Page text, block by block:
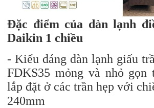
Đặc điểm của dàn lạnh
Daikin 1 chiều
- Kiểu dáng dàn lạnh giấu
FDKS35 mỏng và nhỏ gọn
lắp đặt ở các trần hẹp với
240mm